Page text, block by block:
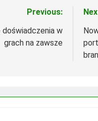
Previous:
w
grach na zawsze